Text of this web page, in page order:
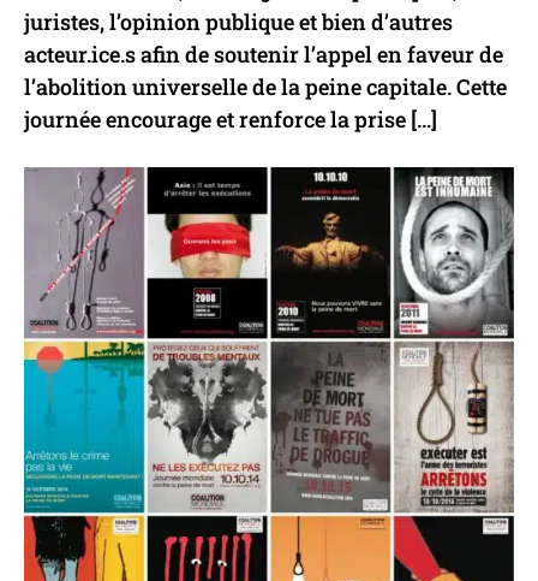
juristes, l’opinion publique et bien d’autres
acteur.ice.s afin de soutenir l’appel en faveur de
l’abolition universelle de la peine capitale. Cette
journée encourage et renforce la prise […]